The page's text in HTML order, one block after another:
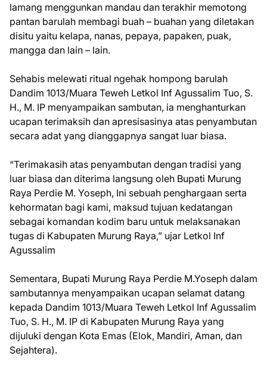
lamang menggunkan mandau dan terakhir memotong
pantan barulah membagi buah – buahan yang diletakan
disitu yaitu kelapa, nanas, pepaya, papaken, puak,
mangga dan lain – lain.
Sehabis melewati ritual ngehak hompong barulah
Dandim 1013/Muara Teweh Letkol Inf Agussalim Tuo, S.
H., M. IP menyampaikan sambutan, ia menghanturkan
ucapan terimaksih dan apresisasinya atas penyambutan
secara adat yang dianggapnya sangat luar biasa.
“Terimakasih atas penyambutan dengan tradisi yang
luar biasa dan diterima langsung oleh Bupati Murung
Raya Perdie M. Yoseph, Ini sebuah penghargaan serta
kehormatan bagi kami, maksud tujuan kedatangan
sebagai komandan kodim baru untuk melaksanakan
tugas di Kabupaten Murung Raya,” ujar Letkol Inf
Agussalim
Sementara, Bupati Murung Raya Perdie M.Yoseph dalam
sambutannya menyampaikan ucapan selamat datang
kepada Dandim 1013/Muara Teweh Letkol Inf Agussalim
Tuo, S. H., M. IP di Kabupaten Murung Raya yang
dijuluki dengan Kota Emas (Elok, Mandiri, Aman, dan
Sejahtera).